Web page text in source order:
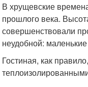
В хрущевские
прошлого века.
совершенствовали
неудобной:
Гостиная, как